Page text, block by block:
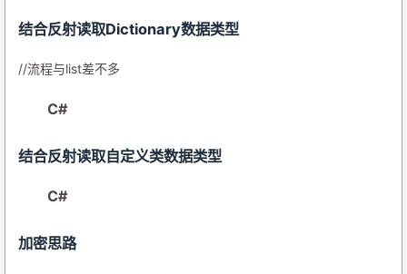
结合反射读取Dictionary数据类型
//流程与list差不多
C#
结合反射读取自定义类数据类型
C#
加密思路